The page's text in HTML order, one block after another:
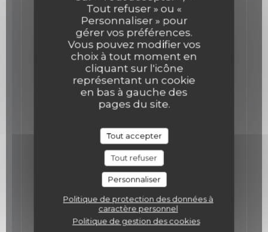
Tout refuser » ou «
Personnaliser » pour
gérer vos préférences.
Vous pouvez modifier vos
choix à tout moment en
cliquant sur l'icône
représentant un cookie
en bas à gauche des
pages du site.
Tout accepter
Tout refuser
Personnaliser
Politique de protection des données à
caractère personnel
Politique de gestion des cookies
Le Veau et la Langoustine
En tartare, Mayonnaise au Wasabi, Câpres et
Citron
Liste des allergènes
39,00 EUR
Le Poulet Jaune
et cuisse confite, purée de maïs, popcorn et jus
de viande.
Liste des allergènes
34,00 EUR
Le Ris de Veau
Croustillant, purée d’Artichaut, Artichaut rôtie et
jus de Viande